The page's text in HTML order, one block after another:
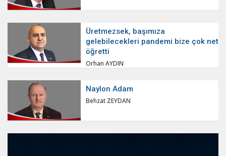
Üretmezsek, başımıza
gelebilecekleri pandemi bize çok net
öğretti
Orhan AYDIN
Naylon Adam
Behzat ZEYDAN